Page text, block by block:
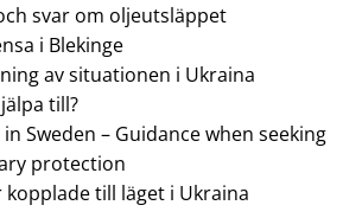
svar om oljeutsläppet
i Blekinge
av situationen i Ukraina
till?
Sweden – Guidance when seeking
protection
kopplade till läget i Ukraina